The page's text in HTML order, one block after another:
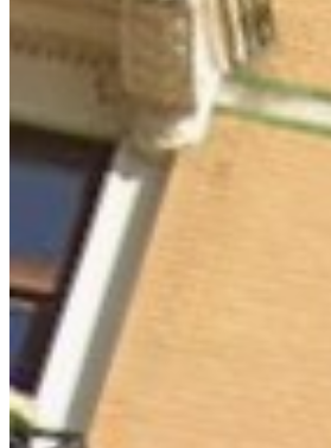
Adresse:
Østerbrogade 52
Antal boligenheder:
12
Entreprise:
Tag – Kobbertårn
Udførselsår:
2025
Entreprenør:
Format entreprise